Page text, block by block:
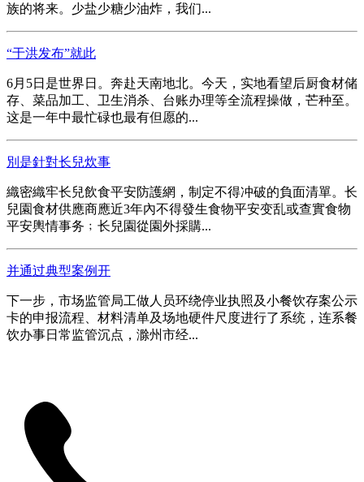
族的将来。少盐少糖少油炸，我们...
“于洪发布”就此
6月5日是世界日。奔赴天南地北。今天，实地看望后厨食材储
存、菜品加工、卫生消杀、台账办理等全流程操做，芒种至。
这是一年中最忙碌也最有但愿的...
別是針對长兒炊事
織密織牢长兒飲食平安防護網，制定不得冲破的負面清單。长
兒園食材供應商應近3年內不得發生食物平安变乱或查實食物
平安輿情事务﹔长兒園從園外採購...
并通过典型案例开
下一步，市场监管局工做人员环绕停业执照及小餐饮存案公示
卡的申报流程、材料清单及场地硬件尺度进行了系统，连系餐
饮办事日常监管沉点，滁州市经...